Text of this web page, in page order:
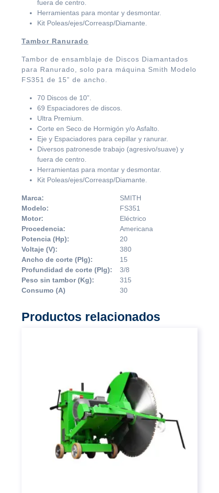
fuera de centro.
Herramientas para montar y desmontar.
Kit Poleas/ejes/Correasp/Diamante.
Tambor Ranurado
Tambor de ensamblaje de Discos Diamantados
para Ranurado, solo para máquina Smith Modelo
FS351 de 15” de ancho.
70 Discos de 10”.
69 Espaciadores de discos.
Ultra Premium.
Corte en Seco de Hormigón y/o Asfalto.
Eje y Espaciadores para cepillar y ranurar.
Diversos patronesde trabajo (agresivo/suave) y
fuera de centro.
Herramientas para montar y desmontar.
Kit Poleas/ejes/Correasp/Diamante.
Marca:
SMITH
Modelo:
FS351
Motor:
Eléctrico
Procedencia:
Americana
Potencia (Hp):
20
Voltaje (V):
380
Ancho de corte (Plg):
15
Profundidad de corte (Plg):
3/8
Peso sin tambor (Kg):
315
Consumo (A)
30
Productos relacionados